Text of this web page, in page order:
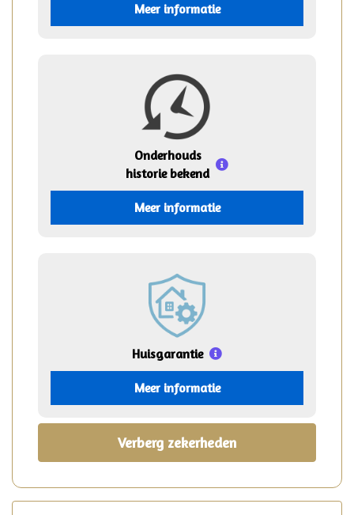
Meer informatie
Onderhouds
historie bekend
Meer informatie
Huisgarantie
Meer informatie
Verberg zekerheden